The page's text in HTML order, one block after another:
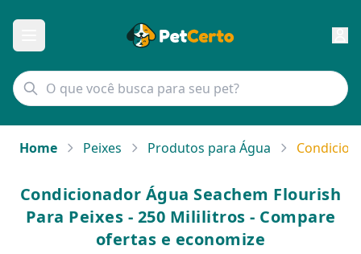
Home Peixes Produtos para Água
Condicionador Água Seachem Flourish
Para Peixes - 250 Mililitros - Compare
ofertas e economize